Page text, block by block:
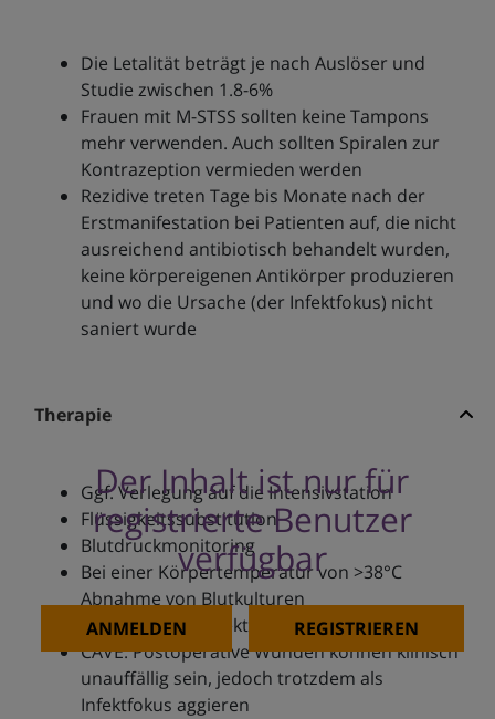
Die Letalität beträgt je nach Auslöser und
Studie zwischen 1.8-6%
Frauen mit M-STSS sollten keine Tampons
mehr verwenden. Auch sollten Spiralen zur
Kontrazeption vermieden werden
Rezidive treten Tage bis Monate nach der
Erstmanifestation bei Patienten auf, die nicht
ausreichend antibiotisch behandelt wurden,
keine körpereigenen Antikörper produzieren
und wo die Ursache (der Infektfokus) nicht
saniert wurde
Therapie
Der Inhalt ist nur für
registrierte Benutzer
verfügbar
ANMELDEN REGISTRIEREN
Ggf. Verlegung auf die Intensivstation
Flüssigkeitssubstitution
Blutdruckmonitoring
Bei einer Körpertemperatur von >38°C
Abnahme von Blutkulturen
Beseitung des Infektfokus
CAVE: Postoperative Wunden können klinisch
unauffällig sein, jedoch trotzdem als
Infektfokus aggieren